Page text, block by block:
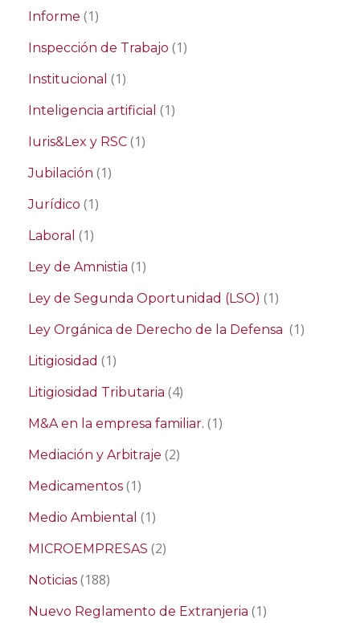
Informe (1)
Inspección de Trabajo (1)
Institucional (1)
Inteligencia artificial (1)
Iuris&Lex y RSC (1)
Jubilación (1)
Jurídico (1)
Laboral (1)
Ley de Amnistia (1)
Ley de Segunda Oportunidad (LSO) (1)
Ley Orgánica de Derecho de la Defensa (1)
Litigiosidad (1)
Litigiosidad Tributaria (4)
M&A en la empresa familiar. (1)
Mediación y Arbitraje (2)
Medicamentos (1)
Medio Ambiental (1)
MICROEMPRESAS (2)
Noticias (188)
Nuevo Reglamento de Extranjeria (1)